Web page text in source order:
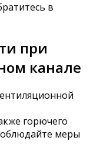
в
при
канале
горючего
меры